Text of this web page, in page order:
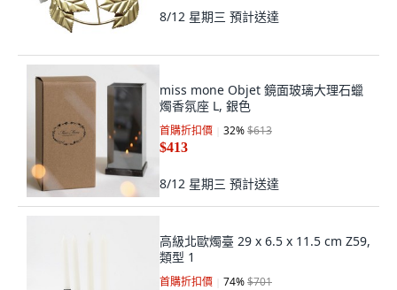
8/12 星期三 預計送達
miss mone Objet 鏡面玻璃大理石蠟
燭香氛座 L, 銀色
首購折扣價 32%$613
$413
8/12 星期三 預計送達
高級北歐燭臺 29 x 6.5 x 11.5 cm Z59,
類型 1
首購折扣價 74%$701